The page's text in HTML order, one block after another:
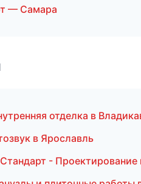
— Самара
отделка в
в Ярославль
- Проектирование